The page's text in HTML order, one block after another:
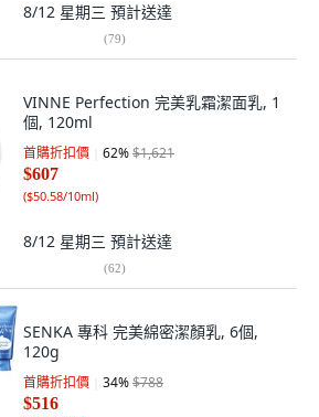
8/12 星期三 預計送達
(79)
VINNE Perfection 完美乳霜潔面乳, 1
個, 120ml
首購折扣價 62%$1,621
$607
($50.58/10ml)
8/12 星期三 預計送達
(62)
SENKA 專科 完美綿密潔顏乳, 6個,
120g
首購折扣價 34%$788
$516